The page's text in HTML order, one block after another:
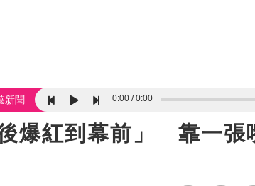
新聞 0:00 0:00
爆紅到幕前」 靠一張